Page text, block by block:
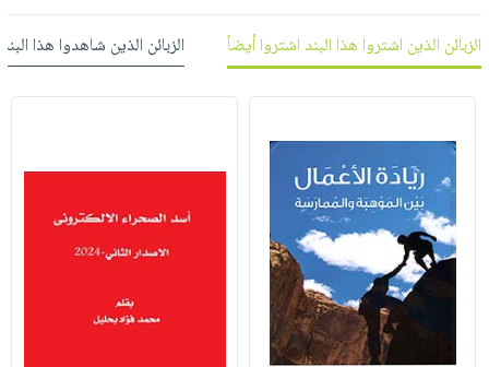
أدوات
المطبخ
اكسسوارات
كتب
اكسسوارات
ملابس
مطرزات
حقائب
حلي
عناية
كل
الاشتراكات
القراءة
iKitab
حدود
بحث
نيل
وفرات
عن
الشركة
سياسة
حسابك
الزبائن الذين اشتروا هذا البند اشتروا أيضاً الزبائن الذين شاهدوا هذا